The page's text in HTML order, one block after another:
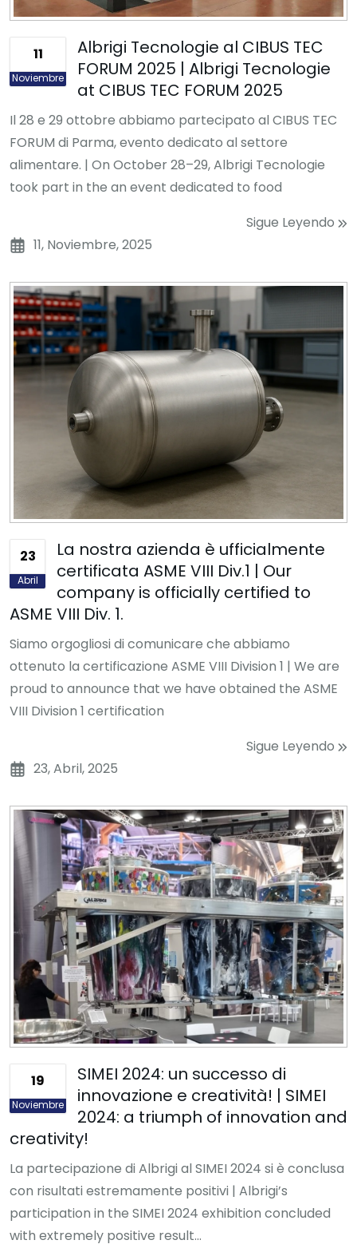
11
Noviembre
Albrigi Tecnologie al CIBUS TEC
FORUM 2025 | Albrigi Tecnologie
at CIBUS TEC FORUM 2025
Il 28 e 29 ottobre abbiamo partecipato al CIBUS TEC
FORUM di Parma, evento dedicato al settore
alimentare. | On October 28–29, Albrigi Tecnologie
took part in the an event dedicated to food
Sigue Leyendo
11, Noviembre, 2025
23
Abril
La nostra azienda è ufficialmente
certificata ASME VIII Div.1 | Our
company is officially certified to
ASME VIII Div. 1.
Siamo orgogliosi di comunicare che abbiamo
ottenuto la certificazione ASME VIII Division 1 | We are
proud to announce that we have obtained the ASME
VIII Division 1 certification
Sigue Leyendo
23, Abril, 2025
19
Noviembre
SIMEI 2024: un successo di
innovazione e creatività! | SIMEI
2024: a triumph of innovation and
creativity!
La partecipazione di Albrigi al SIMEI 2024 si è conclusa
con risultati estremamente positivi | Albrigi’s
participation in the SIMEI 2024 exhibition concluded
with extremely positive result...